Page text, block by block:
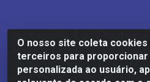
O nosso site coleta
terceiros para proporcionar
personalizada ao usuário,
Frinscal - Distribuidora e
Rodovia BR 101 Sul Km 187,
Palmares/PE - CEP 55540-000